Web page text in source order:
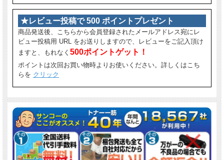
★レビュー投稿で 500 ポイントプレゼント
商品発送後、こちらから会員登録されたメールアドレス宛にレ
ビュー投稿用 URL をお送りしますので、レビューをご記入頂け
ますと、もれなく 500ポイントゲット！
ポイントは次回お買い物時よりお使いください。詳しくはこち
らを クリック